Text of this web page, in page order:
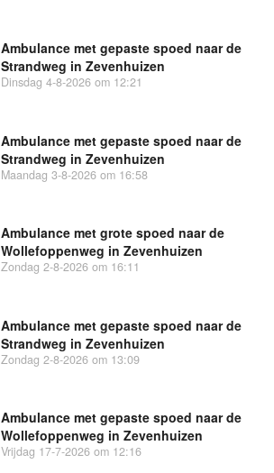
Ambulance met gepaste spoed naar de
Strandweg in Zevenhuizen
Dinsdag 4-8-2026 om 12:21
Ambulance met gepaste spoed naar de
Strandweg in Zevenhuizen
Maandag 3-8-2026 om 16:58
Ambulance met grote spoed naar de
Wollefoppenweg in Zevenhuizen
Zondag 2-8-2026 om 16:11
Ambulance met gepaste spoed naar de
Strandweg in Zevenhuizen
Zondag 2-8-2026 om 13:09
Ambulance met gepaste spoed naar de
Wollefoppenweg in Zevenhuizen
Vrijdag 17-7-2026 om 12:16